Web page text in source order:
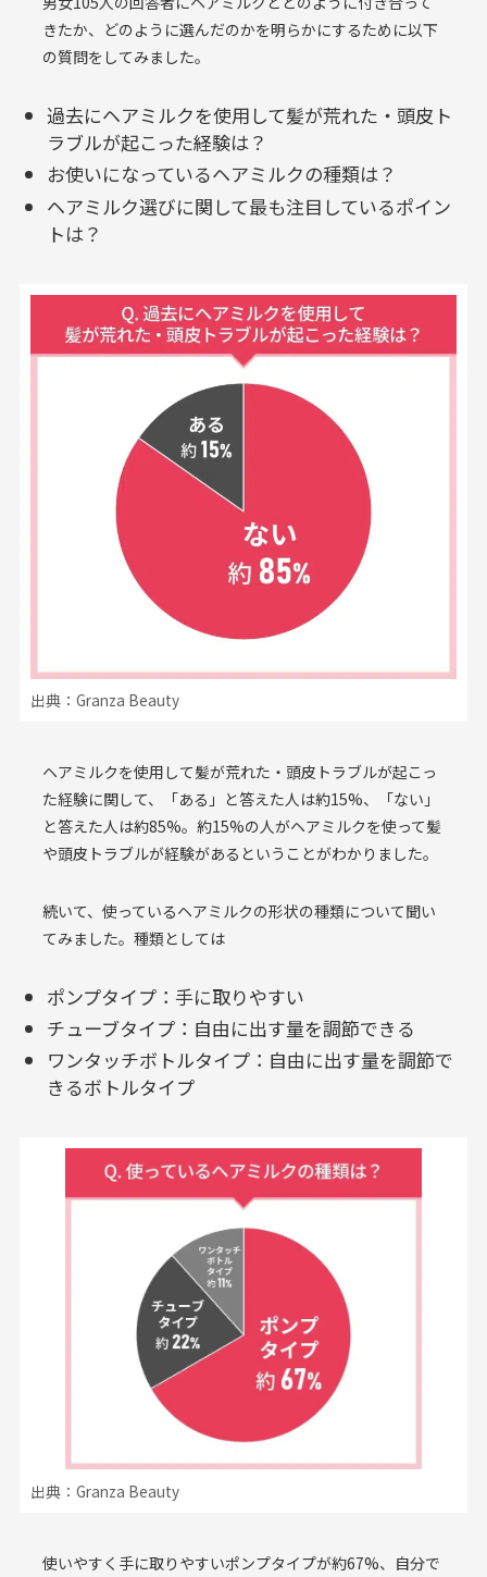
きたか、どのように選んだのかを明らかにするために以下
の質問をしてみました。
過去にヘアミルクを使用して髪が荒れた・頭皮ト
ラブルが起こった経験は？
お使いになっているヘアミルクの種類は？
ヘアミルク選びに関して最も注目しているポイン
トは？
出典：Granza Beauty
ヘアミルクを使用して髪が荒れた・頭皮トラブルが起こっ
た経験に関して、「ある」と答えた人は約15%、「ない」
と答えた人は約85%。約15%の人がヘアミルクを使って髪
や頭皮トラブルが経験があるということがわかりました。
続いて、使っているヘアミルクの形状の種類について聞い
てみました。種類としては
ポンプタイプ：手に取りやすい
チューブタイプ：自由に出す量を調節できる
ワンタッチボトルタイプ：自由に出す量を調節で
きるボトルタイプ
出典：Granza Beauty
使いやすく手に取りやすいポンプタイプが約67%、自分で